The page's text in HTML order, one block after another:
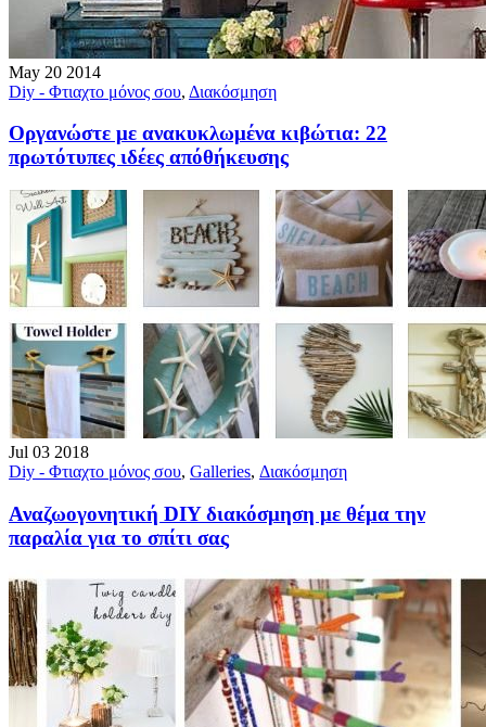
May 20 2014
Diy - Φτιαχτο μόνος σου, Διακόσμηση
Οργανώστε με ανακυκλωμένα κιβώτια: 22
πρωτότυπες ιδέες απόθήκευσης
Jul 03 2018
Diy - Φτιαχτο μόνος σου, Galleries, Διακόσμηση
Αναζωογονητική DIY διακόσμηση με θέμα την
παραλία για το σπίτι σας